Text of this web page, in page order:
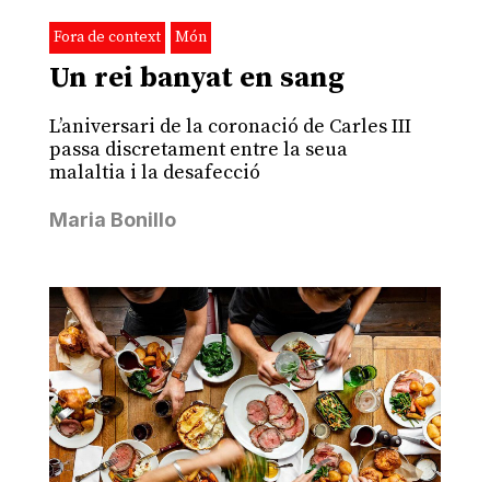
Fora de context Món
Un rei banyat en sang
L’aniversari de la coronació de Carles III
passa discretament entre la seua
malaltia i la desafecció
Maria Bonillo